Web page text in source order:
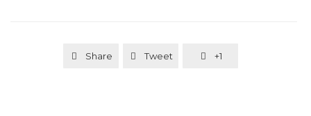
 Share  Tweet  +1